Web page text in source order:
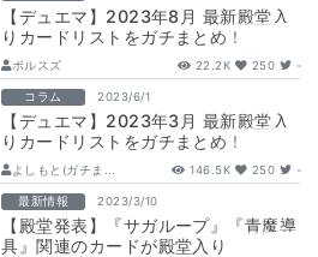
【デュエマ】2023年8月 最新殿堂入
りカードリストをガチまとめ！
ボルスズ 22.2K 250 -
コラム 2023/6/1
【デュエマ】2023年3月 最新殿堂入
りカードリストをガチまとめ！
よしもと(ガチま... 146.5K 250 -
最新情報 2023/3/10
【殿堂発表】『サガループ』『青魔導
具』関連のカードが殿堂入り